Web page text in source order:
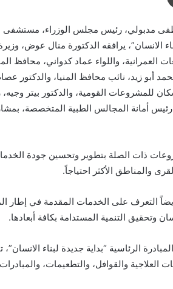
مدبولي، رئيس مجلس الوزراء،
الانسان”، يرافقه الدكتورة منال عوض، وزيرة
واللواء عماد كدواني، محافظ
أبو زيد، نائب محافظ المنيا، والدكتور
للمشروعات القومية، والدكتور بيتر
رئيس أمانة المجالس الطبية المتخصصة،
ذات الصلة بتطوير وتحسين جودة
والمناطق الأكثر احتياجاً.
التعرف على الخدمات المقدمة في إطار
وتحقيق التنمية المستدامة بكافة أبعادها.
الرئاسية “بداية جديدة لبناء الانسان”،
والقوافل، والتطعيمات،